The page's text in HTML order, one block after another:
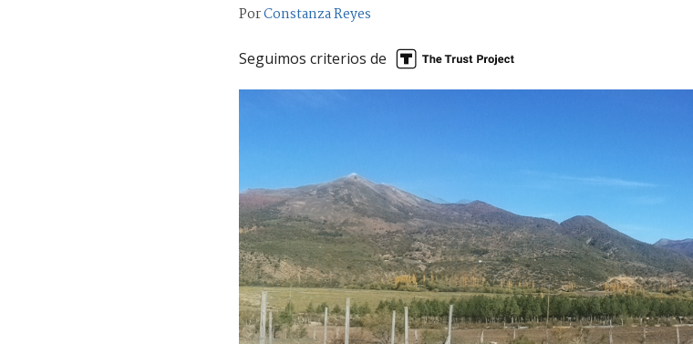
PorConstanza Reyes
Seguimos criterios de